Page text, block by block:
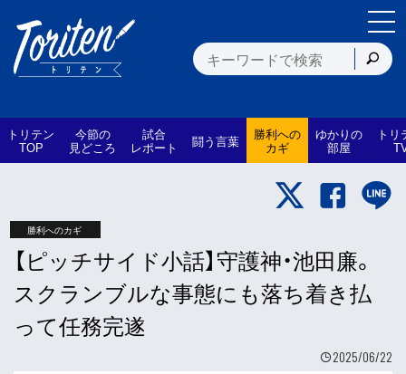
トリテン
TOP
今節の
見どころ
試合
レポート 闘う言葉 勝利への
カギ
ゆかりの
部屋
トリ
勝利へのカギ
【ピッチサイド小話】守護神・池田廉。
スクランブルな事態にも落ち着き払
って任務完遂
2025/06/22